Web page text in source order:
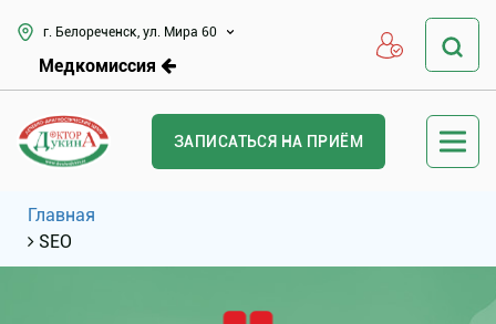
г. Белореченск, ул. Мира 60
Медкомиссия
ЗАПИСАТЬСЯ НА ПРИЁМ
Главная
SEO